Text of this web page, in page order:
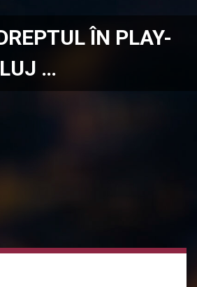
ÎN PLAY-
…